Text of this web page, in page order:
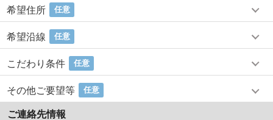
希望住所 任意
希望沿線 任意
こだわり条件 任意
その他ご要望等 任意
ご連絡先情報